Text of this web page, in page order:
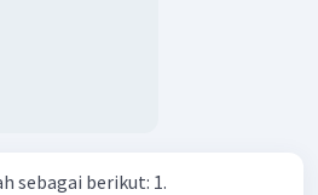
sebagai berikut: 1.